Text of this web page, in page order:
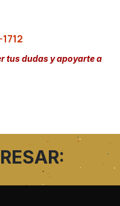
tus dudas y apoyarte a